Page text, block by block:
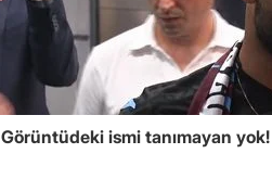
Görüntüdeki ismi tanımayan yok!